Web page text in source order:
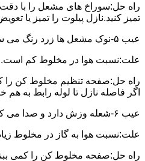
راه حل:سوراخ های مشعل را با
تمیز کنید.نازل پیلوت را تمیز یا
عیب ۵-نوک مشعل ها زرد رنگ می سوزد.
علت:نسبت هوا در مخلوط کم است.
راه حل:صفحه تنظیم مخلوط کن را
اگر فاصله نازل تا لوله رابط به هم
عیب ۶-شعله وزش دارد و صدا می کند.
علت:نسبت هوا به گاز در مخلوط
راه حل:صفحه مخلوط کن را کمی